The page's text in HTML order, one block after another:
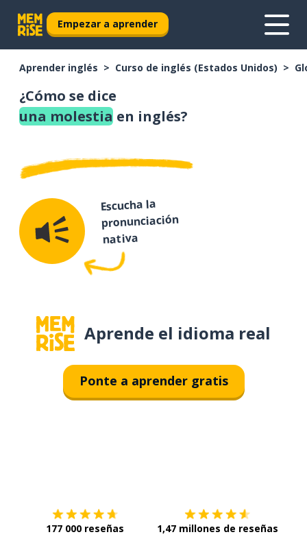
Empezar a aprender
Aprender inglés Curso de inglés (Estados Unidos)
¿Cómo se dice
una molestia en inglés?
Escucha la
pronunciación
nativa
Aprende el idioma real
Ponte a aprender gratis
177 000 reseñas 1,47 millones de reseñas